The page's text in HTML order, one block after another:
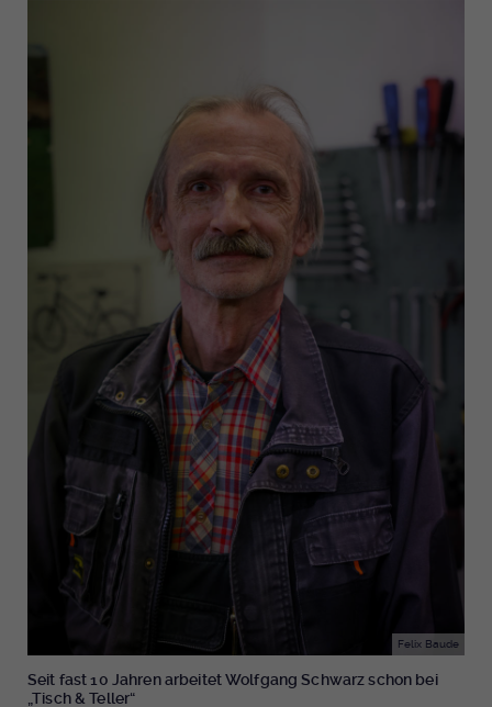
Felix Baude
Seit fast 10 Jahren arbeitet Wolfgang Schwarz schon bei
„Tisch & Teller“